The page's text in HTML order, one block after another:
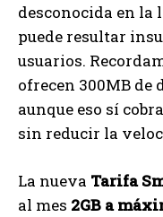
desconocida en la
puede resultar
usuarios.
ofrecen 300MB de
aunque eso sí
sin reducir la
La nueva Tarifa
al mes 2GB a